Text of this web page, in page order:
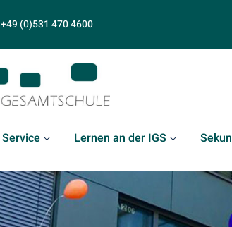
+49 (0)531 470 4600
Service Lernen an der IGS